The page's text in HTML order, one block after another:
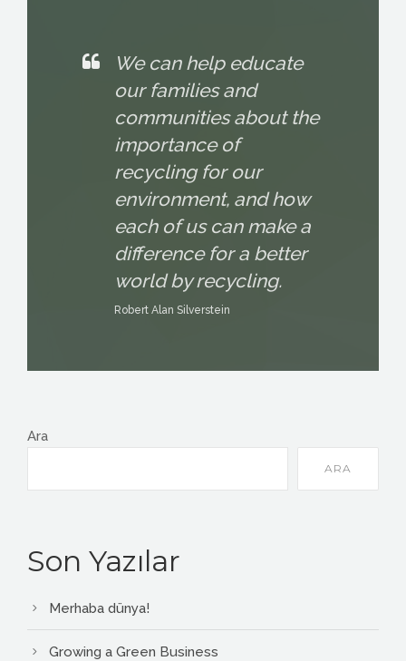
We can help educate
our families and
communities about the
importance of
recycling for our
environment, and how
each of us can make a
difference for a better
world by recycling.
Robert Alan Silverstein
Ara
ARA
Son Yazılar
Merhaba dünya!
Growing a Green Business